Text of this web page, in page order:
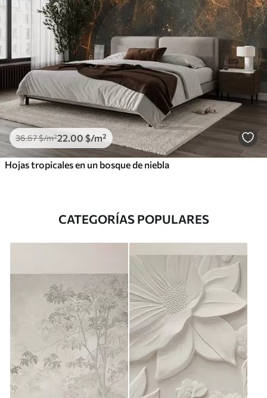
36.67$/m²22 .00 $/m²
Hojas tropicales en un bosque de niebla
CATEGORÍAS POPULARES